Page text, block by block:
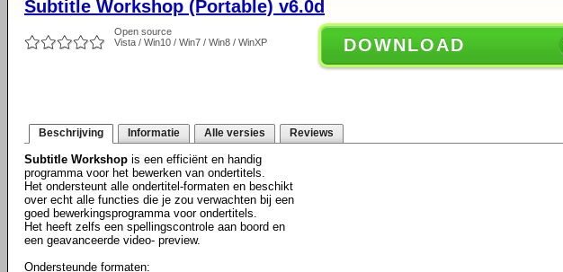
Subtitle Workshop (Portable) v6.0d
Open source
Vista / Win10 / Win7 / Win8 / WinXP
DOWNLOAD
Beschrijving Informatie Alle versies Reviews
Subtitle Workshop is een efficiënt en handig
programma voor het bewerken van ondertitels.
Het ondersteunt alle ondertitel-formaten en beschikt
over echt alle functies die je zou verwachten bij een
goed bewerkingsprogramma voor ondertitels.
Het heeft zelfs een spellingscontrole aan boord en
een geavanceerde video- preview.
Ondersteunde formaten: